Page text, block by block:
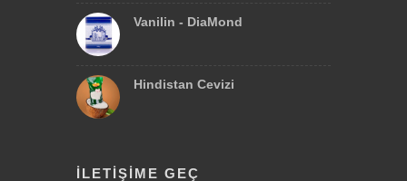
Vanilin - DiaMond
Hindistan Cevizi
İLETIŞIME GEÇ